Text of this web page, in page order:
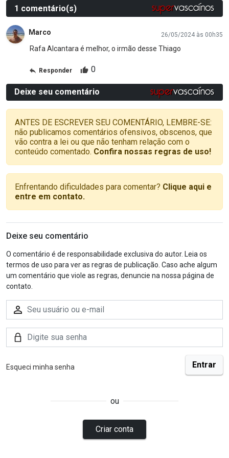
1 comentário(s)
Marco 26/05/2024 às 00h35
Rafa Alcantara é melhor, o irmão desse Thiago
Responder 0
Deixe seu comentário
ANTES DE ESCREVER SEU COMENTÁRIO, LEMBRE-SE:
não publicamos comentários ofensivos, obscenos, que
vão contra a lei ou que não tenham relação com o
conteúdo comentado. Confira nossas regras de uso!
Enfrentando dificuldades para comentar? Clique aqui e
entre em contato.
Deixe seu comentário
O comentário é de responsabilidade exclusiva do autor. Leia os
termos de uso para ver as regras de publicação. Caso ache algum
um comentário que viole as regras, denuncie na nossa página de
contato.
Esqueci minha senha
ou
Criar conta